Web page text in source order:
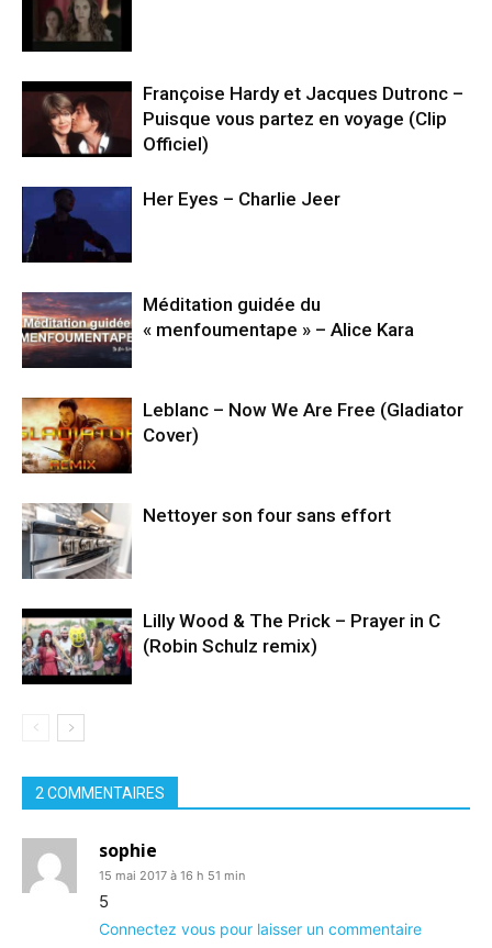
Françoise Hardy et Jacques Dutronc –
Puisque vous partez en voyage (Clip
Officiel)
Her Eyes – Charlie Jeer
Méditation guidée du
« menfoumentape » – Alice Kara
Leblanc – Now We Are Free (Gladiator
Cover)
Nettoyer son four sans effort
Lilly Wood & The Prick – Prayer in C
(Robin Schulz remix)
2 COMMENTAIRES
sophie
15 mai 2017 à 16 h 51 min
5
Connectez vous pour laisser un commentaire